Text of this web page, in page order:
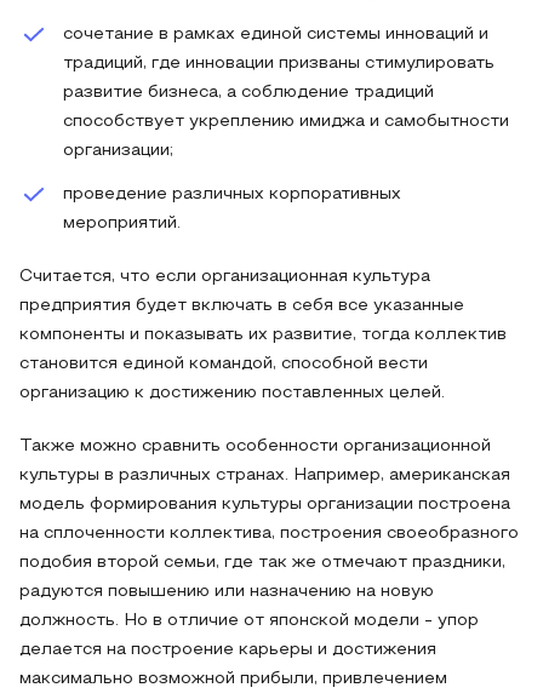
сочетание в рамках единой системы инноваций и
традиций, где инновации призваны стимулировать
развитие бизнеса, а соблюдение традиций
способствует укреплению имиджа и самобытности
организации;
проведение различных корпоративных
мероприятий.
Считается, что если организационная культура
предприятия будет включать в себя все указанные
компоненты и показывать их развитие, тогда коллектив
становится единой командой, способной вести
организацию к достижению поставленных целей.
Также можно сравнить особенности организационной
культуры в различных странах. Например, американская
модель формирования культуры организации построена
на сплоченности коллектива, построения своеобразного
подобия второй семьи, где так же отмечают праздники,
радуются повышению или назначению на новую
должность. Но в отличие от японской модели - упор
делается на построение карьеры и достижения
максимально возможной прибыли, привлечением